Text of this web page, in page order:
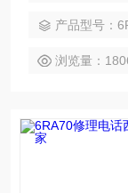
子调速器6RA70
动报警F040维
产品型号：
浏览量：